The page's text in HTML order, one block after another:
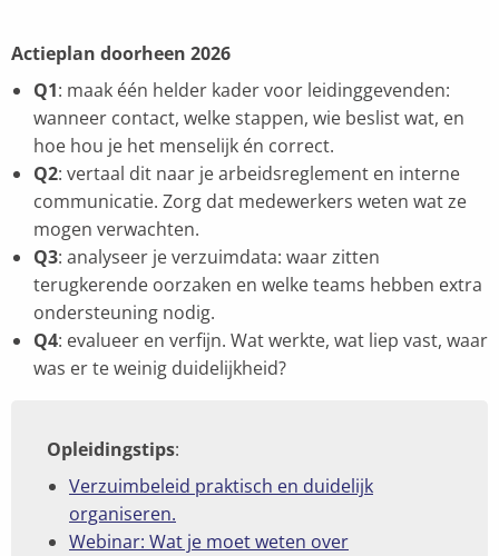
Actieplan doorheen 2026
Q1: maak één helder kader voor leidinggevenden:
wanneer contact, welke stappen, wie beslist wat, en
hoe hou je het menselijk én correct.
Q2: vertaal dit naar je arbeidsreglement en interne
communicatie. Zorg dat medewerkers weten wat ze
mogen verwachten.
Q3: analyseer je verzuimdata: waar zitten
terugkerende oorzaken en welke teams hebben extra
ondersteuning nodig.
Q4: evalueer en verfijn. Wat werkte, wat liep vast, waar
was er te weinig duidelijkheid?
Opleidingstips:
Verzuimbeleid praktisch en duidelijk
organiseren.
Webinar: Wat je moet weten over